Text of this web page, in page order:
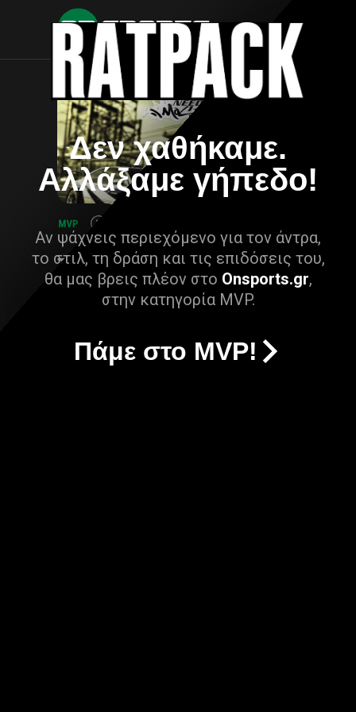
Δεν χαθήκαμε.
Αλλάξαμε γήπεδο!
Αν ψάχνεις περιεχόμενο για τον άντρα,
το στιλ, τη δράση και τις επιδόσεις του,
θα μας βρεις πλέον στο Onsports.gr,
στην κατηγορία MVP.
Πάμε στο MVP!